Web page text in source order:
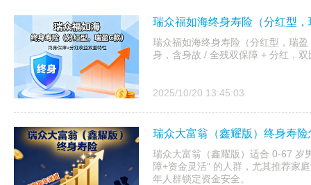
瑞众福如海终身寿险（分红型
瑞众福如海终身寿险（分红型，瑞
身，含身故 / 全残双保障 + 分红，
2025/10/20 13:45:03
瑞众大富翁（鑫耀版）终身寿
瑞众大富翁（鑫耀版）适合 0-67 岁
障+资金灵活” 的人群，尤其推荐家
年人群锁定资金安全。